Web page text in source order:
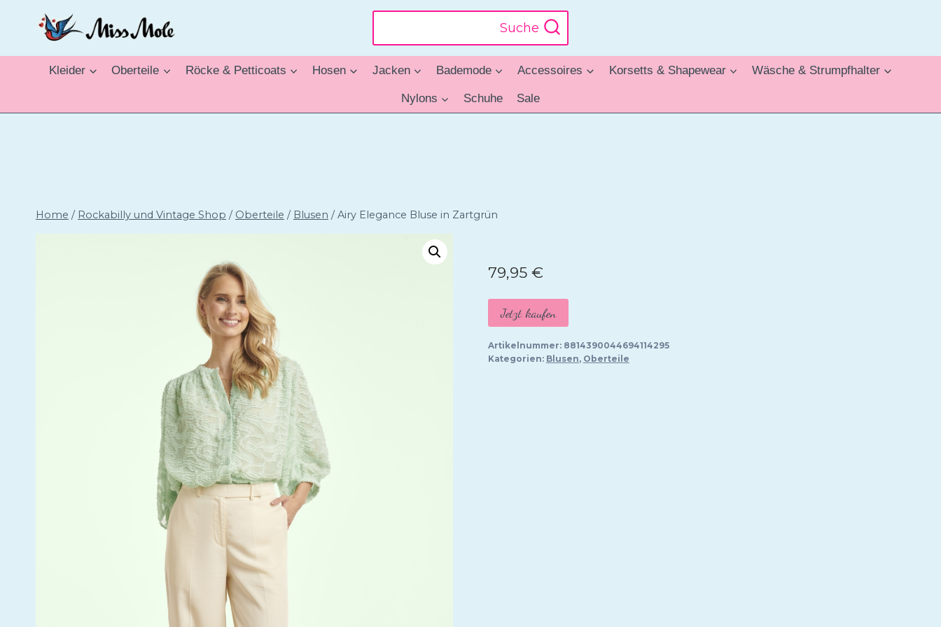
Suche
Kleider Oberteile Röcke & Petticoats Hosen Jacken Bademode Accessoires Korsetts & Shapewear Wäsche & Strumpfhalter
Nylons Schuhe Sale
Home / Rockabilly und Vintage Shop / Oberteile / Blusen / Airy Elegance Bluse in Zartgrün
79,95 €
Jetzt kaufen
Artikelnummer: 8814390044694114295
Kategorien: Blusen, Oberteile